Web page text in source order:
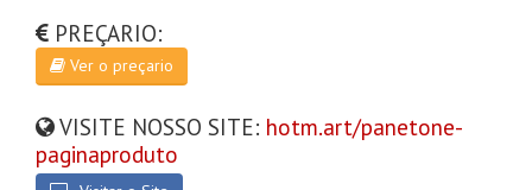
PREÇARIO:
Ver o preçario
VISITE NOSSO SITE: hotm.art/panetone-
paginaproduto